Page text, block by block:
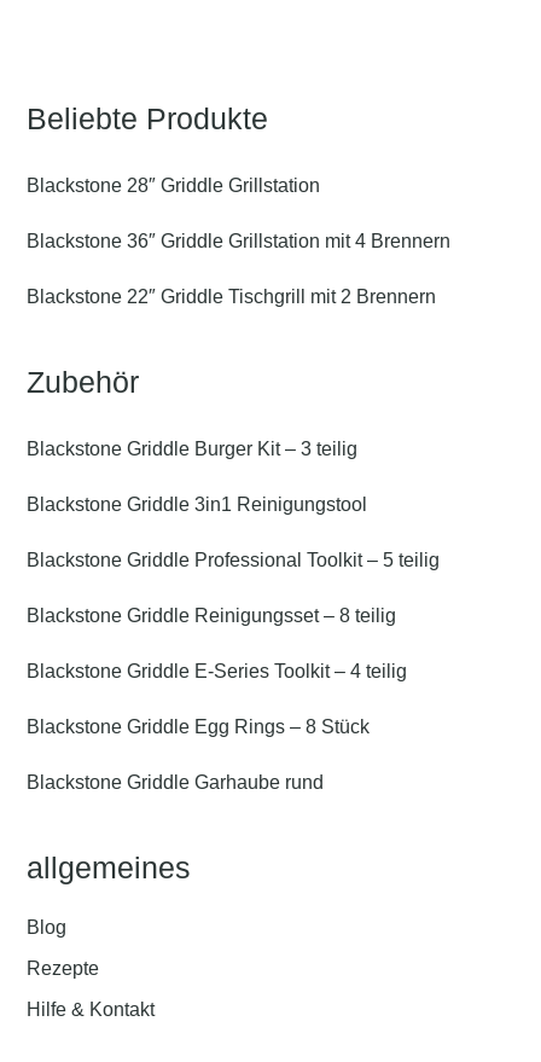
Beliebte Produkte
Blackstone 28″ Griddle Grillstation
Blackstone 36″ Griddle Grillstation mit 4 Brennern
Blackstone 22″ Griddle Tischgrill mit 2 Brennern
Zubehör
Blackstone Griddle Burger Kit – 3 teilig
Blackstone Griddle 3in1 Reinigungstool
Blackstone Griddle Professional Toolkit – 5 teilig
Blackstone Griddle Reinigungsset – 8 teilig
Blackstone Griddle E-Series Toolkit – 4 teilig
Blackstone Griddle Egg Rings – 8 Stück
Blackstone Griddle Garhaube rund
allgemeines
Blog
Rezepte
Hilfe & Kontakt